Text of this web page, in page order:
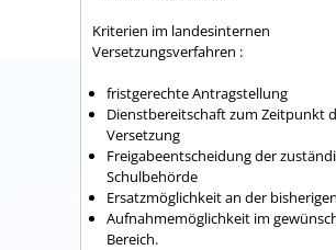
Kriterien im landesinternen
Versetzungsverfahren :
fristgerechte Antragstellung
Dienstbereitschaft zum Zeitpunkt
Versetzung
Freigabeentscheidung der
Schulbehörde
Ersatzmöglichkeit an der
Aufnahmemöglichkeit im
Bereich.